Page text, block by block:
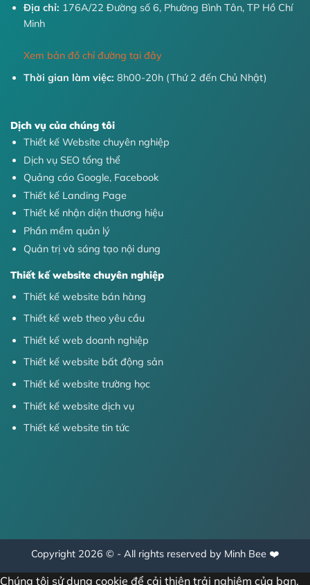
Địa chỉ: 176A/22 Đường số 6, Phường Bình Tân, TP Hồ Chí
Minh
Xem bản đồ chỉ đường tại đây
Thời gian làm việc: 8h00-20h (Thứ 2 đến Chủ Nhật)
Dịch vụ của chúng tôi
Thiết kế Website chuyên nghiệp
Dịch vụ SEO tổng thể
Quảng cáo Google, Facebook
Thiết kế Landing Page
Thiết kế nhận diện thương hiệu
Phần mềm quản lý
Quản trị và sáng tạo nội dung
Thiết kế website chuyên nghiệp
Thiết kế website bán hàng
Thiết kế web theo yêu cầu
Thiết kế web doanh nghiệp
Thiết kế website bất động sản
Thiết kế website trường học
Thiết kế website dịch vụ
Thiết kế website tin tức
Copyright 2026 © - All rights reserved by Minh Bee ❤️
Chúng tôi sử dụng cookie để cải thiện trải nghiệm của bạn.